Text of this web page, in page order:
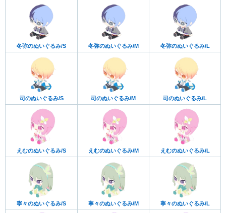
冬弥のぬいぐるみ/S 冬弥のぬいぐるみ/M 冬弥のぬいぐるみ/L
司のぬいぐるみ/S 司のぬいぐるみ/M 司のぬいぐるみ/L
えむのぬいぐるみ/S えむのぬいぐるみ/M えむのぬいぐるみ/L
寧々のぬいぐるみ/S 寧々のぬいぐるみ/M 寧々のぬいぐるみ/L